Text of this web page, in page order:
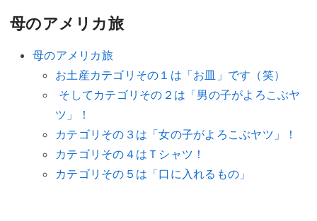
母のアメリカ旅
母のアメリカ旅
お土産カテゴリその１は「お皿」です（笑）
そしてカテゴリその２は「男の子がよろこぶヤ
ツ」！
カテゴリその３は「女の子がよろこぶヤツ」！
カテゴリその４はＴシャツ！
カテゴリその５は「口に入れるもの」